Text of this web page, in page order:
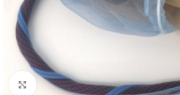
Klik om te vergroten